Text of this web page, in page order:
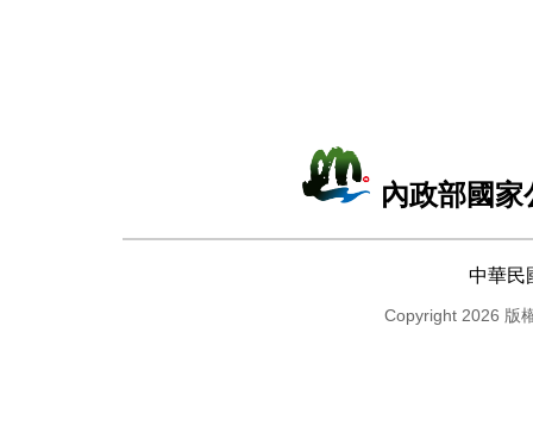
內政部國
中華民
Copyright 2026 版